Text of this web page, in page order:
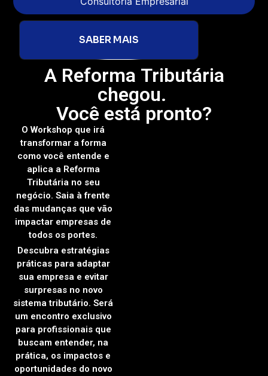
SABER MAIS
A Reforma Tributária
chegou.
Você está pronto?
O Workshop que irá
transformar a forma
como você entende e
aplica a Reforma
Tributária no seu
negócio. Saia à frente
das mudanças que vão
impactar empresas de
todos os portes.
Descubra estratégias
práticas para adaptar
sua empresa e evitar
surpresas no novo
sistema tributário. Será
um encontro exclusivo
para profissionais que
buscam entender, na
prática, os impactos e
oportunidades do novo